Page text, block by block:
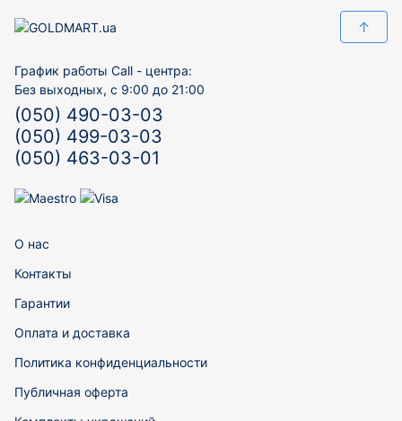
↑
График работы Call - центра:
Без выходных, с 9:00 до 21:00
(050) 490-03-03
(050) 499-03-03
(050) 463-03-01
О нас
Контакты
Гарантии
Оплата и доставка
Политика конфиденциальности
Публичная оферта